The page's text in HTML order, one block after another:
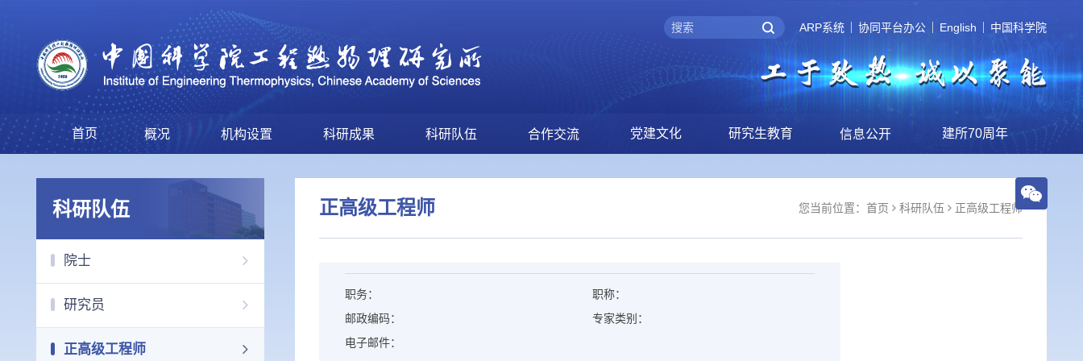
ARP系统 协同平台办公 English 中国科学院
首页 概况 机构设置 科研成果 科研队伍 合作交流 党建文化 研究生教育 信息公开 建所70周年
科研队伍
院士
研究员
正高级工程师
正高级工程师 您当前位置： 首页 科研队伍 正高级工程师
职务：
职称：
邮政编码：
专家类别：
电子邮件：